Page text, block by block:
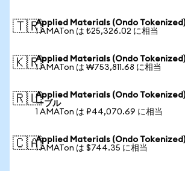
🇹🇷Applied Materials (Ondo Tokenized)
1 AMATon は ₺25,326.02 に相当
🇰🇷Applied Materials (Ondo Tokenized)
1 AMATon は ₩753,811.68 に相当
🇷🇺Applied Materials (Ondo Tokenized)
ーブル
1 AMATon は ₽44,070.69 に相当
🇨🇦Applied Materials (Ondo Tokenized)
1 AMATon は $744.35 に相当